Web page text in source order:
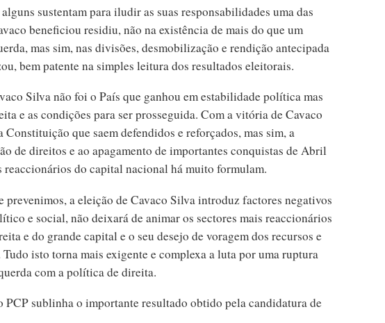
sustentam para iludir as suas responsabilidades uma das
beneficiou residiu, não na existência de mais do que um
mas sim, nas divisões, desmobilização e rendição antecipada
bem patente na simples leitura dos resultados eleitorais.
Silva não foi o País que ganhou em estabilidade política mas
e as condições para ser prosseguida. Com a vitória de Cavaco
que saem defendidos e reforçados, mas sim, a
de direitos e ao apagamento de importantes conquistas de Abril
reaccionários do capital nacional há muito formulam.
prevenimos, a eleição de Cavaco Silva introduz factores negativos
e social, não deixará de animar os sectores mais reaccionários
e do grande capital e o seu desejo de voragem dos recursos e
isto torna mais exigente e complexa a luta por uma ruptura
com a política de direita.
PCP sublinha o importante resultado obtido pela candidatura de